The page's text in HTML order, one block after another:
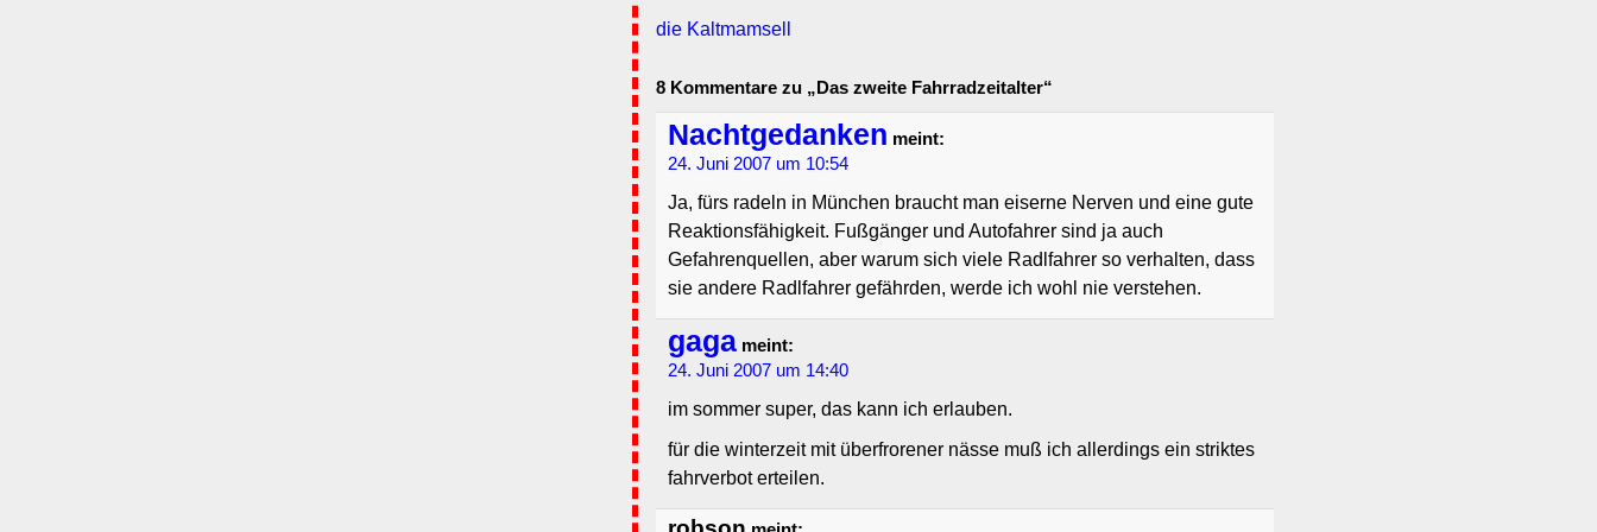
die Kaltmamsell
8 Kommentare zu „Das zweite Fahrradzeitalter“
Nachtgedanken meint:
24. Juni 2007 um 10:54
Ja, fürs radeln in München braucht man eiserne Nerven und eine gute
Reaktionsfähigkeit. Fußgänger und Autofahrer sind ja auch
Gefahrenquellen, aber warum sich viele Radlfahrer so verhalten, dass
sie andere Radlfahrer gefährden, werde ich wohl nie verstehen.
gaga meint:
24. Juni 2007 um 14:40
im sommer super, das kann ich erlauben.
für die winterzeit mit überfrorener nässe muß ich allerdings ein striktes
fahrverbot erteilen.